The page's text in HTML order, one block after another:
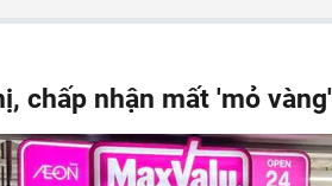
chấp nhận mất 'mỏ vàng'